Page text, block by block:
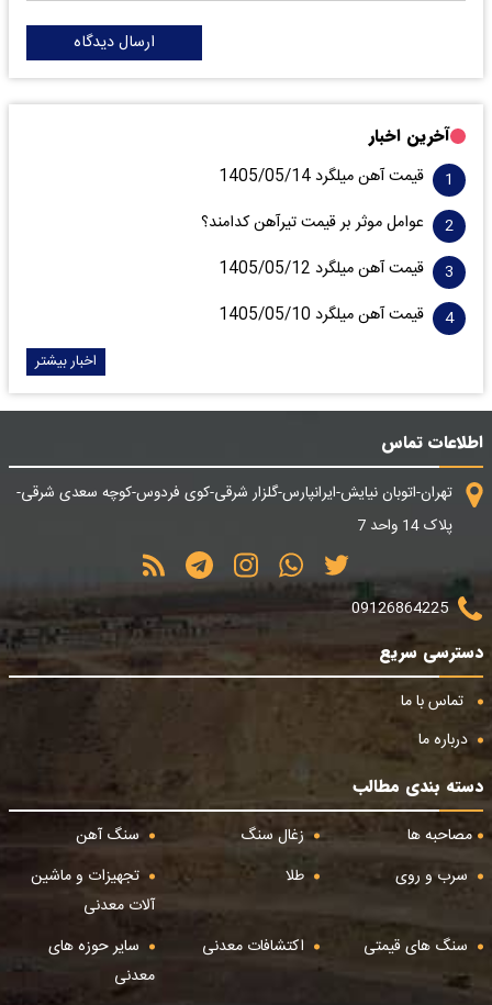
ارسال دیدگاه
آخرین اخبار
قیمت آهن میلگرد 1405/05/14
عوامل موثر بر قیمت تیرآهن کدامند؟
قیمت آهن میلگرد 1405/05/12
قیمت آهن میلگرد 1405/05/10
اخبار بیشتر
اطلاعات تماس
تهران-اتوبان نیایش-ایرانپارس-گلزار شرقی-کوی فردوس-کوچه سعدی شرقی-
پلاک 14 واحد 7
09126864225
دسترسی سریع
تماس با ما
درباره ما
دسته بندی مطالب
مصاحبه ها
زغال سنگ
سنگ آهن
سرب و روی
طلا
تجهیزات و ماشین
آلات معدنی
سنگ های قیمتی
اکتشافات معدنی
سایر حوزه های
معدنی